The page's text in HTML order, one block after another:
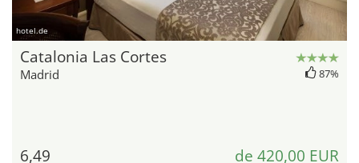
hotel.de
Catalonia Las Cortes
Madrid 87%
6,49 de 420,00 EUR